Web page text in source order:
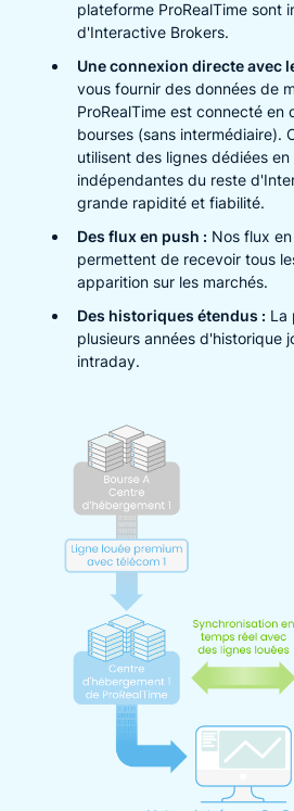
plateforme ProRealTime sont
d'Interactive Brokers.
Une connexion directe avec
vous fournir des données de
ProRealTime est connecté en
bourses (sans intermédiaire).
utilisent des lignes dédiées
indépendantes du reste
grande rapidité et fiabilité.
Des flux en push : Nos flux
permettent de recevoir tous
apparition sur les marchés.
Des historiques étendus : La
plusieurs années d'historique
intraday.